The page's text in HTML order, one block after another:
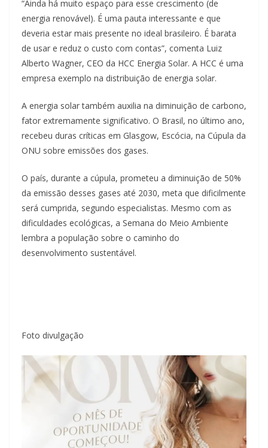
“Ainda há muito espaço para esse crescimento (de
energia renovável). É uma pauta interessante e que
deveria estar mais presente no ideal brasileiro. É barata
de usar e reduz o custo com contas”, comenta Luiz
Alberto Wagner, CEO da HCC Energia Solar. A HCC é uma
empresa exemplo na distribuição de energia solar.
A energia solar também auxilia na diminuição de carbono,
fator extremamente significativo. O Brasil, no último ano,
recebeu duras críticas em Glasgow, Escócia, na Cúpula da
ONU sobre emissões dos gases.
O país, durante a cúpula, prometeu a diminuição de 50%
da emissão desses gases até 2030, meta que dificilmente
será cumprida, segundo especialistas. Mesmo com as
dificuldades ecológicas, a Semana do Meio Ambiente
lembra a população sobre o caminho do
desenvolvimento sustentável.
Foto divulgação